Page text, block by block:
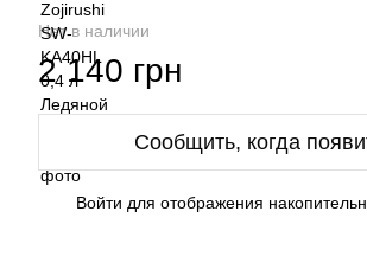
Нет в наличии
2 140 грн
Сообщить, когда
Войти для отображения